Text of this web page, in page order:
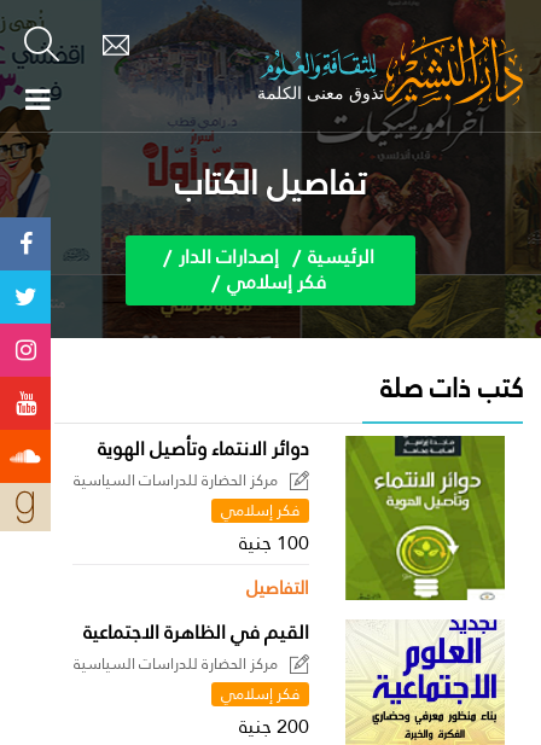
تفاصيل الكتاب
الرئيسية إصدارات الدار
فكر إسلامي
كتب ذات صلة
دوائر الانتماء وتأصيل الهوية
مركز الحضارة للدراسات السياسية
فكر إسلامي
100 جنية
التفاصيل
القيم في الظاهرة الاجتماعية
مركز الحضارة للدراسات السياسية
فكر إسلامي
200 جنية